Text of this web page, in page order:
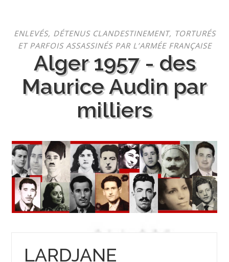
contenu
ENLEVÉS, DÉTENUS CLANDESTINEMENT, TORTURÉS
ET PARFOIS ASSASSINÉS PAR L’ARMÉE FRANÇAISE
Alger 1957 - des
Maurice Audin par
milliers
LARDJANE